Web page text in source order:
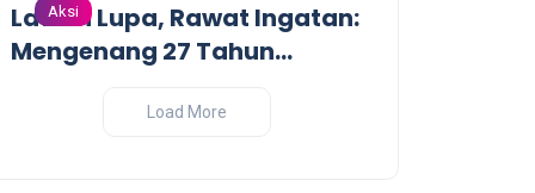
Aksi
Lawan Lupa, Rawat Ingatan:
Mengenang 27 Tahun
Massal oleh Militer
Load More